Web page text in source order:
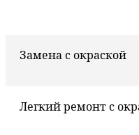
Замена с окраской
Легкий ремонт с